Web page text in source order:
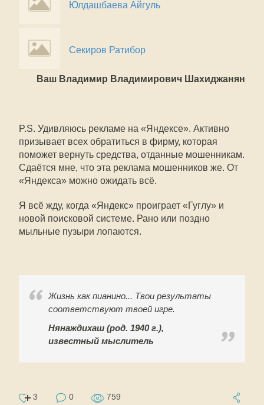
Юлдашбаева Айгуль
Секиров Ратибор
Ваш Владимир Владимирович Шахиджанян
P.S. Удивляюсь рекламе на «Яндексе». Активно
призывает всех обратиться в фирму, которая
поможет вернуть средства, отданные мошенникам.
Сдаётся мне, что эта реклама мошенников же. От
«Яндекса» можно ожидать всё.
Я всё жду, когда «Яндекс» проиграет «Гуглу» и
новой поисковой системе. Рано или поздно
мыльные пузыри лопаются.
Жизнь как пианино... Твои результаты
соответствуют твоей игре.
Нянаждихаш (род. 1940 г.),
известный мыслитель
3 0 759